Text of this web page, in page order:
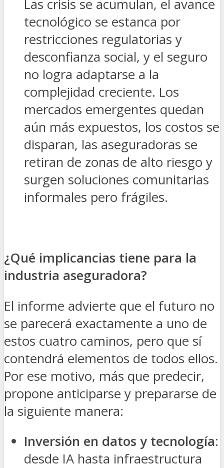
Las crisis se acumulan, el avance
tecnológico se estanca por
restricciones regulatorias y
desconfianza social, y el seguro
no logra adaptarse a la
complejidad creciente. Los
mercados emergentes quedan
aún más expuestos, los costos se
disparan, las aseguradoras se
retiran de zonas de alto riesgo y
surgen soluciones comunitarias
informales pero frágiles.
¿Qué implicancias tiene para la
industria aseguradora?
El informe advierte que el futuro no
se parecerá exactamente a uno de
estos cuatro caminos, pero que sí
contendrá elementos de todos ellos.
Por ese motivo, más que predecir,
propone anticiparse y prepararse de
la siguiente manera:
Inversión en datos y tecnología:
desde IA hasta infraestructura